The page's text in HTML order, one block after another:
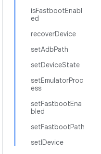
isFastbootEnabl
ed
recoverDevice
setAdbPath
setDeviceState
setEmulatorProc
ess
setFastbootEna
bled
setFastbootPath
setIDevice